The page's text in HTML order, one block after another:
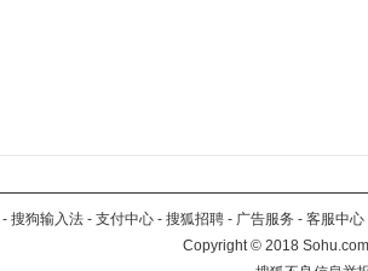
- 搜狗输入法 - 支付中心 - 搜狐招聘 - 广告服务 - 客服中心
Copyright©2018